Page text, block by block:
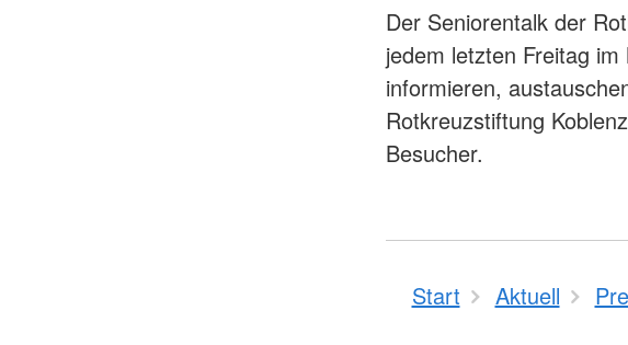
Der Seniorentalk der
jedem letzten Freitag
informieren,
Rotkreuzstiftung
Besucher.
Start Aktuell